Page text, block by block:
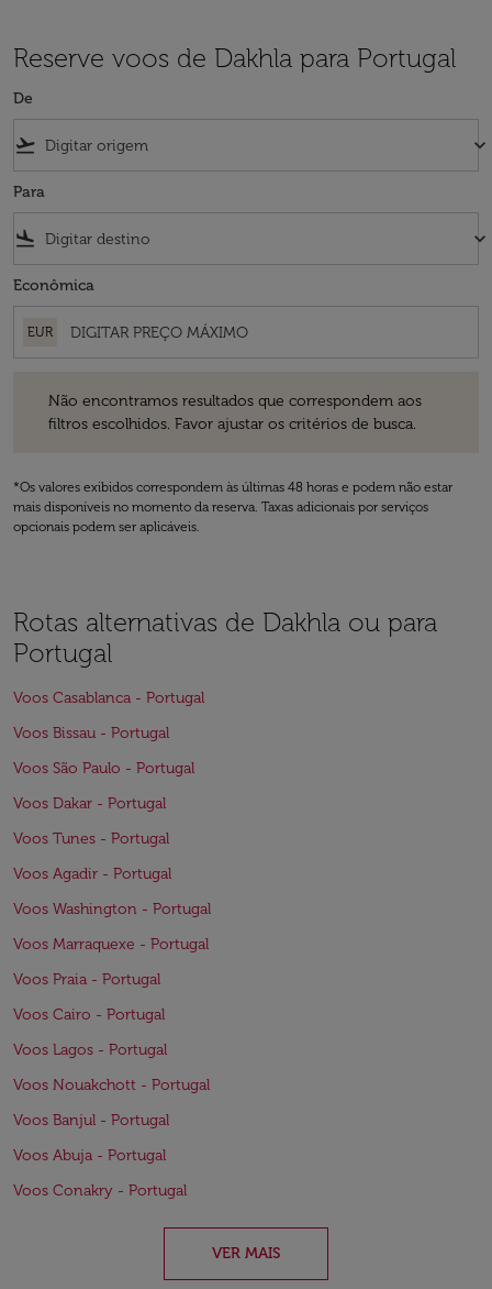
Reserve voos de Dakhla para Portugal
De
flight_takeoff keyboard_arrow_down
Para
flight_land keyboard_arrow_down
Econômica
EUR
Não encontramos resultados que correspondem aos
filtros escolhidos. Favor ajustar os critérios de busca.
*Os valores exibidos correspondem às últimas 48 horas e podem não estar
mais disponíveis no momento da reserva. Taxas adicionais por serviços
opcionais podem ser aplicáveis.
Rotas alternativas de Dakhla ou para
Portugal
Voos Casablanca - Portugal
Voos Bissau - Portugal
Voos São Paulo - Portugal
Voos Dakar - Portugal
Voos Tunes - Portugal
Voos Agadir - Portugal
Voos Washington - Portugal
Voos Marraquexe - Portugal
Voos Praia - Portugal
Voos Cairo - Portugal
Voos Lagos - Portugal
Voos Nouakchott - Portugal
Voos Banjul - Portugal
Voos Abuja - Portugal
Voos Conakry - Portugal
VER MAIS